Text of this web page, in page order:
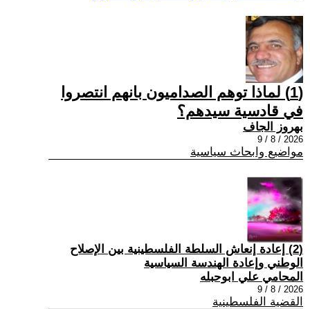
(1) ‏لماذا توهم الصداميون بانهم انتصروا
في قادسية سيدهم؟
بهروز الجاف
2026 / 8 / 9
مواضيع وابحاث سياسية
(2) إعادة إنعاش السلطة الفلسطينية بين الإصلاح
الوطني وإعادة الهندسة السياسية
المحامي علي ابوحبله
2026 / 8 / 9
القضية الفلسطينية